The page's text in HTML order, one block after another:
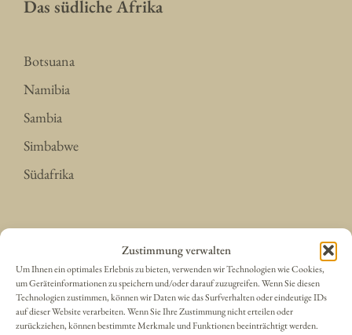
Zustimmung verwalten
Um Ihnen ein optimales Erlebnis zu bieten, verwenden wir Technologien wie Cookies,
um Geräteinformationen zu speichern und/oder darauf zuzugreifen. Wenn Sie diesen
Technologien zustimmen, können wir Daten wie das Surfverhalten oder eindeutige IDs
auf dieser Website verarbeiten. Wenn Sie Ihre Zustimmung nicht erteilen oder
zurückziehen, können bestimmte Merkmale und Funktionen beeinträchtigt werden.
Das südliche Afrika
Botsuana
Namibia
Sambia
Simbabwe
Südafrika
Der Indische Ozean
Insel La Réunion
Madagaskar